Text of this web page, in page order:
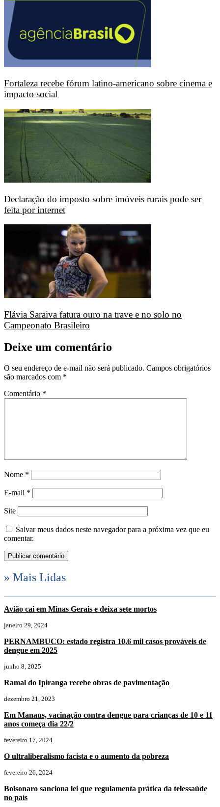
Fortaleza recebe fórum latino-americano sobre cinema e
impacto social
Declaração do imposto sobre imóveis rurais pode ser
feita por internet
Flávia Saraiva fatura ouro na trave e no solo no
Campeonato Brasileiro
Deixe um comentário
O seu endereço de e-mail não será publicado. Campos obrigatórios
são marcados com *
Comentário *
Nome *
E-mail *
Site
Salvar meus dados neste navegador para a próxima vez que eu
comentar.
» Mais Lidas
Avião cai em Minas Gerais e deixa sete mortos
janeiro 29, 2024
PERNAMBUCO: estado registra 10,6 mil casos prováveis de
dengue em 2025
junho 8, 2025
Ramal do Ipiranga recebe obras de pavimentação
dezembro 21, 2023
Em Manaus, vacinação contra dengue para crianças de 10 e 11
anos começa dia 22/2
fevereiro 17, 2024
O ultraliberalismo facista e o aumento da pobreza
fevereiro 26, 2024
Bolsonaro sanciona lei que regulamenta prática da telessaúde
no país